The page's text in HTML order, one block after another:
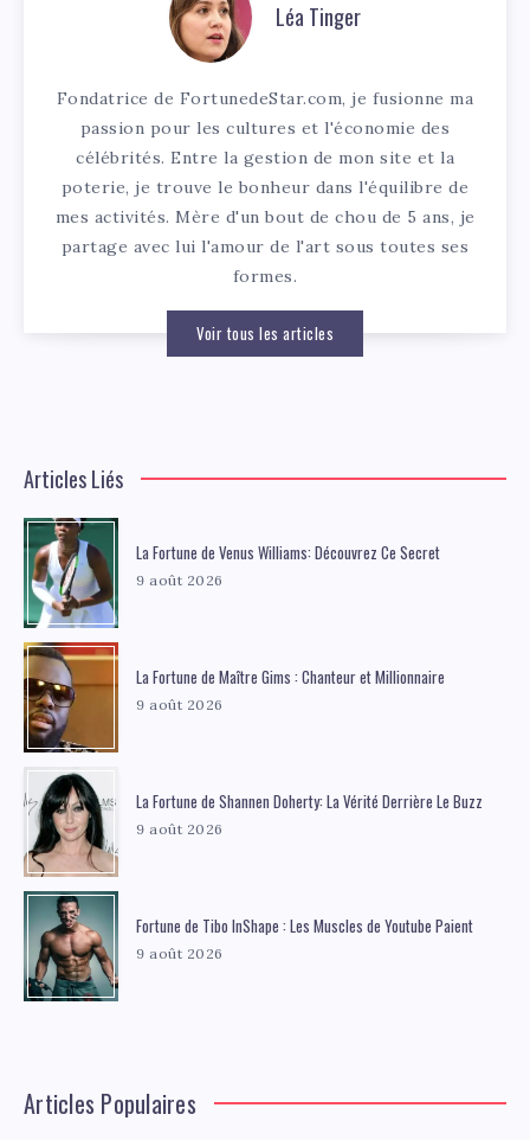
Léa Tinger
Fondatrice de FortunedeStar.com, je fusionne ma
passion pour les cultures et l'économie des
célébrités. Entre la gestion de mon site et la
poterie, je trouve le bonheur dans l'équilibre de
mes activités. Mère d'un bout de chou de 5 ans, je
partage avec lui l'amour de l'art sous toutes ses
formes.
Voir tous les articles
Articles Liés
La Fortune de Venus Williams: Découvrez Ce Secret
9 août 2026
La Fortune de Maître Gims : Chanteur et Millionnaire
9 août 2026
La Fortune de Shannen Doherty: La Vérité Derrière Le Buzz
9 août 2026
Fortune de Tibo InShape : Les Muscles de Youtube Paient
9 août 2026
Articles Populaires